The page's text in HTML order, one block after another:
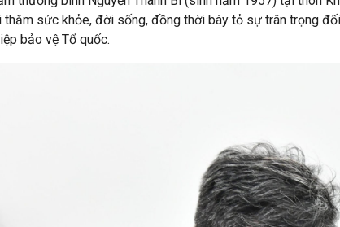
thăm sức khỏe, đời sống, đồng thời bày tỏ sự trân trọng
bảo vệ Tổ quốc.